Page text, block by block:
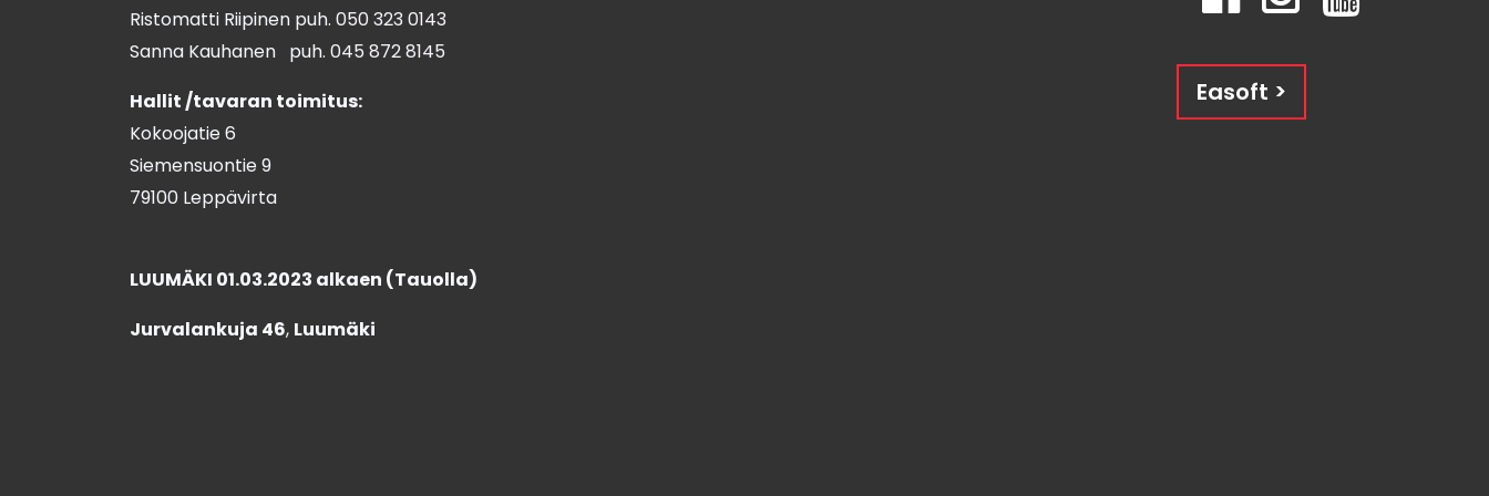
Ristomatti Riipinen puh. 050 323 0143
Sanna Kauhanen puh. 045 872 8145
Hallit /tavaran toimitus:
Kokoojatie 6
Siemensuontie 9
79100 Leppävirta
LUUMÄKI 01.03.2023 alkaen (Tauolla)
Jurvalankuja 46, Luumäki
Easoft >